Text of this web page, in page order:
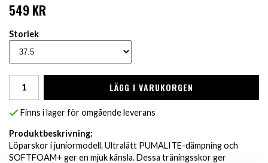
549 KR
Storlek
LÄGG I VARUKORGEN
Finns i lager för omgående leverans
Produktbeskrivning:
Löparskor i juniormodell. Ultralätt PUMALITE-dämpning och
SOFTFOAM+ ger en mjuk känsla. Dessa träningsskor ger